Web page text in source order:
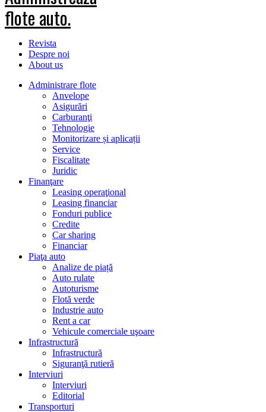
Revista
Despre noi
About us
Administrare flote
Anvelope
Asigurări
Carburanţi
Tehnologie
Monitorizare și aplicații
Service
Fiscalitate
Juridic
Finanţare
Leasing operaţional
Leasing financiar
Fonduri publice
Credite
Car sharing
Financiar
Piaţa auto
Analize de piață
Auto rulate
Autoturisme
Flotă verde
Industrie auto
Rent a car
Vehicule comerciale uşoare
Infrastructură
Infrastructură
Siguranţă rutieră
Interviuri
Interviuri
Editorial
Transporturi